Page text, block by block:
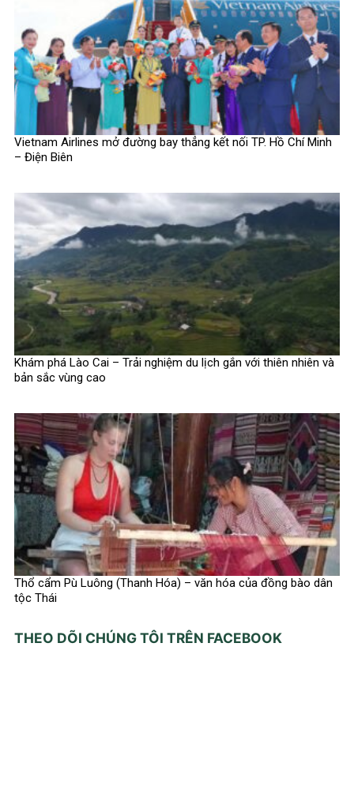
Vietnam Airlines mở đường bay thẳng kết nối TP. Hồ Chí Minh
– Điện Biên
Khám phá Lào Cai – Trải nghiệm du lịch gắn với thiên nhiên và
bản sắc vùng cao
Thổ cẩm Pù Luông (Thanh Hóa) – văn hóa của đồng bào dân
tộc Thái
THEO DÕI CHÚNG TÔI TRÊN FACEBOOK